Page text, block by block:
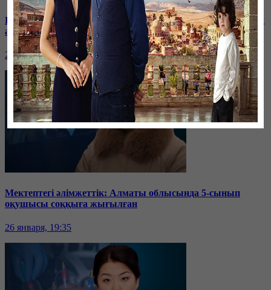
Баспанасын ала алмай жүрген бір топ шымкенттік әкімдік
алдына түнеуге келді
26 января, 19:35
Мектептегі әлімжеттік: Алматы облысында 5-сынып
оқушысы соққыға жығылған
26 января, 19:35